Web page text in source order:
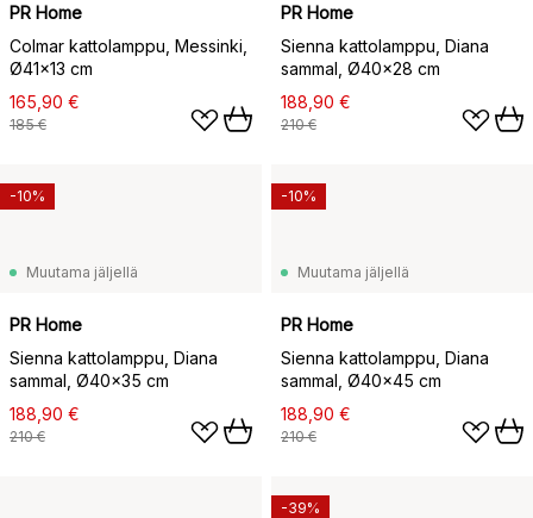
PR Home
Colmar kattolamppu, Messinki,
Ø41×13 cm
165,90 €
185 €
PR Home
Sienna kattolamppu, Diana
sammal, Ø40×28 cm
188,90 €
210 €
Muutama jäljellä
PR Home
Sienna kattolamppu, Diana
sammal, Ø40x35 cm
188,90 €
210 €
-10%
Muutama jäljellä
PR Home
Sienna kattolamppu, Diana
sammal, Ø40x45 cm
188,90 €
210 €
-10%
-39%